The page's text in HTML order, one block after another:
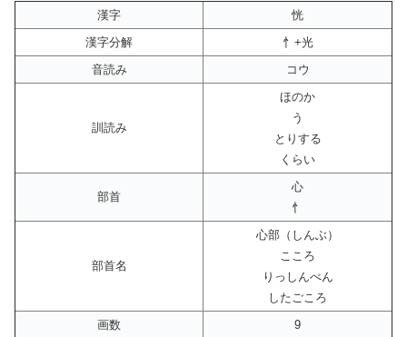
漢字
恍
漢字分解
忄+光
音読み
コウ
訓読み
ほのか
う
とりする
くらい
部首
心
忄
部首名
心部（しんぶ）
こころ
りっしんべん
したごころ
画数
9